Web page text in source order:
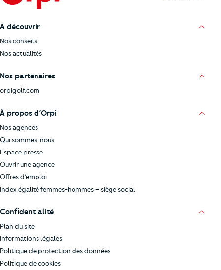
A découvrir
Nos conseils
Nos actualités
Nos partenaires
orpigolf.com
À propos d’Orpi
Nos agences
Qui sommes-nous
Espace presse
Ouvrir une agence
Offres d’emploi
Index égalité femmes-hommes – siège social
Confidentialité
Plan du site
Informations légales
Politique de protection des données
Politique de cookies